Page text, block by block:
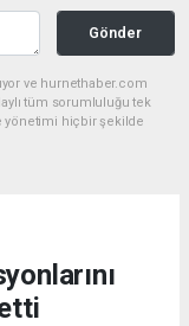
Gönder
ve hurnethaber.com
tüm sorumluluğu tek
yönetimi hiçbir şekilde